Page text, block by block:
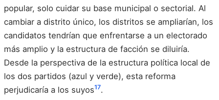
popular, solo cuidar su base municipal o sectorial. Al
cambiar a distrito único, los distritos se ampliarían, los
candidatos tendrían que enfrentarse a un electorado
más amplio y la estructura de facción se diluiría.
Desde la perspectiva de la estructura política local de
los dos partidos (azul y verde), esta reforma
perjudicaría a los suyos17.